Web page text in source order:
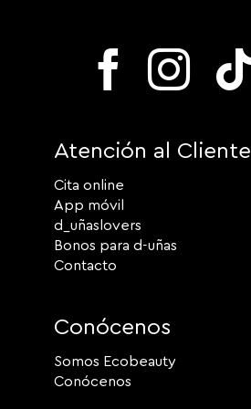
Atención al Cliente
Cita online
App móvil
d_uñaslovers
Bonos para d-uñas
Contacto
Conócenos
Somos Ecobeauty
Conócenos